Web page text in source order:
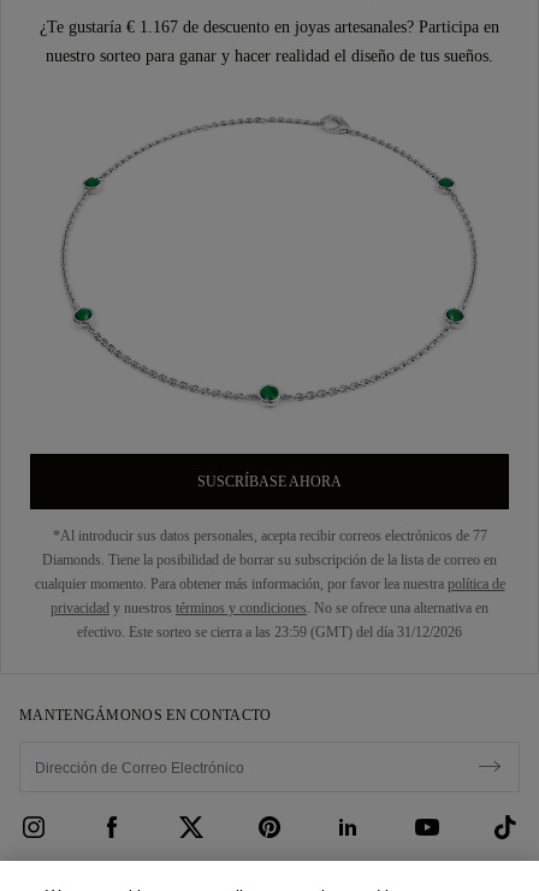
¿Te gustaría € 1.167 de descuento en joyas artesanales? Participa en
nuestro sorteo para ganar y hacer realidad el diseño de tus sueños.
SUSCRÍBASE AHORA
*Al introducir sus datos personales, acepta recibir correos electrónicos de 77
Diamonds. Tiene la posibilidad de borrar su subscripción de la lista de correo en
cualquier momento. Para obtener más información, por favor lea nuestra política de
privacidad y nuestros términos y condiciones. No se ofrece una alternativa en
efectivo. Este sorteo se cierra a las 23:59 (GMT) del día 31/12/2026
MANTENGÁMONOS EN CONTACTO